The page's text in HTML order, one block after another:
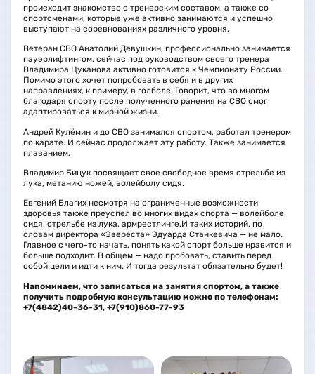
происходит знакомство с тренерским составом, а также со
спортсменами, которые уже активно занимаются и успешно
выступают на соревнованиях различного уровня.
Ветеран СВО Анатолий Девушкин, профессионально занимается
пауэрлифтингом, сейчас под руководством своего тренера
Владимира Цуканова активно готовится к Чемпионату России.
Помимо этого хочет попробовать в себя и в других
направлениях, к примеру, в голболе. Говорит, что во многом
благодаря спорту после полученного ранения на СВО смог
адаптироваться к мирной жизни.
Андрей Кулёмин и до СВО занимался спортом, работал тренером
по карате. И сейчас продолжает эту работу. Также занимается
плаванием.
Владимир Бицук посвящает свое свободное время стрельбе из
лука, метанию ножей, волейболу сидя.
Евгений Благих несмотря на ограниченные возможности
здоровья также преуспел во многих видах спорта — волейболе
сидя, стрельбе из лука, армрестлинге.И таких историй, по
словам директора «Эвереста» Эдуарда Станкевича — не мало.
Главное с чего-то начать, понять какой спорт больше нравится и
больше подходит. В общем — надо пробовать, ставить перед
собой цели и идти к ним. И тогда результат обязательно будет!
Напоминаем, что записаться на занятия спортом, а также
получить подробную консультацию можно по телефонам:
+7(4842)40-36-31, +7(910)860-77-93